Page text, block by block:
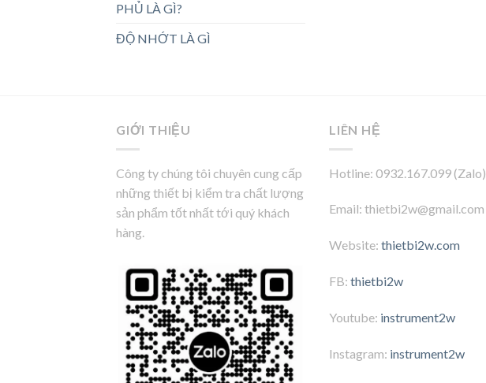
PHỦ LÀ GÌ?
ĐỘ NHỚT LÀ GÌ
GIỚI THIỆU
Công ty chúng tôi chuyên cung cấp
những thiết bị kiểm tra chất lượng
sản phẩm tốt nhất tới quý khách
hàng.
LIÊN HỆ
Hotline: 0932.167.099 (Zalo)
Email: thietbi2w@gmail.com
Website: thietbi2w.com
FB: thietbi2w
Youtube: instrument2w
Instagram: instrument2w